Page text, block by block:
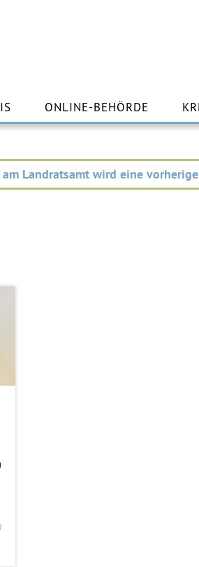
Inhalt
springen
ONLINE-BEHÖRDE
Landratsamt wird eine